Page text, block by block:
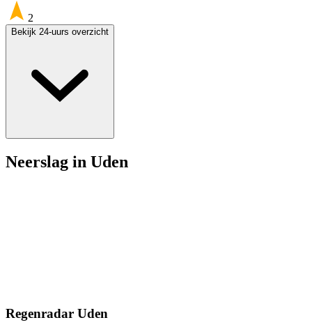
2
Bekijk 24-uurs overzicht
Neerslag in Uden
Regenradar Uden